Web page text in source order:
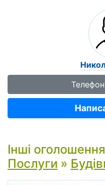
Інші
Послуги »